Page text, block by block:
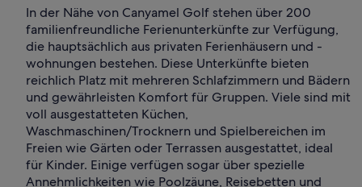
In der Nähe von Canyamel Golf stehen über 200
familienfreundliche Ferienunterkünfte zur Verfügung,
die hauptsächlich aus privaten Ferienhäusern und -
wohnungen bestehen. Diese Unterkünfte bieten
reichlich Platz mit mehreren Schlafzimmern und Bädern
und gewährleisten Komfort für Gruppen. Viele sind mit
voll ausgestatteten Küchen,
Waschmaschinen/Trocknern und Spielbereichen im
Freien wie Gärten oder Terrassen ausgestattet, ideal
für Kinder. Einige verfügen sogar über spezielle
Annehmlichkeiten wie Poolzäune, Reisebetten und